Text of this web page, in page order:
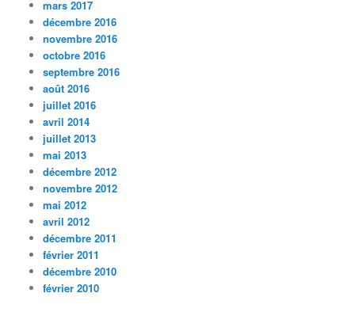
mars 2017
décembre 2016
novembre 2016
octobre 2016
septembre 2016
août 2016
juillet 2016
avril 2014
juillet 2013
mai 2013
décembre 2012
novembre 2012
mai 2012
avril 2012
décembre 2011
février 2011
décembre 2010
février 2010